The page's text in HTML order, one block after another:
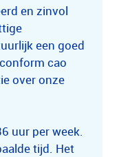
en zinvol
een goed
cao
over onze
uur per week.
tijd. Het